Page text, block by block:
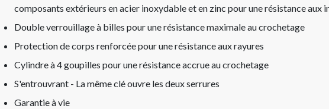
composants extérieurs en acier inoxydable et en zinc pour une résistance aux
Double verrouillage à billes pour une résistance maximale au crochetage
Protection de corps renforcée pour une résistance aux rayures
Cylindre à 4 goupilles pour une résistance accrue au crochetage
S'entrouvrant - La même clé ouvre les deux serrures
Garantie à vie